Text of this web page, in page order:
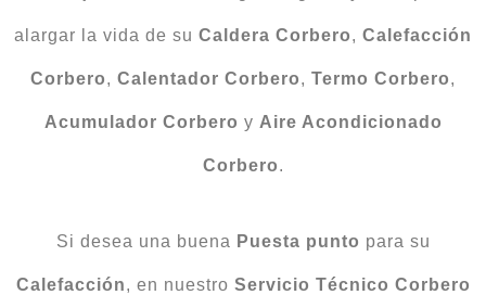
alargar la vida de su Caldera Corbero, Calefacción
Corbero, Calentador Corbero, Termo Corbero,
Acumulador Corbero y Aire Acondicionado
Corbero.
Si desea una buena Puesta punto para su
Calefacción, en nuestro Servicio Técnico Corbero